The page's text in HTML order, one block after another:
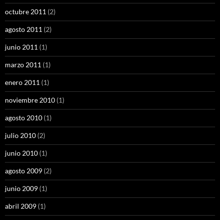
octubre 2011 (2)
agosto 2011 (2)
junio 2011 (1)
marzo 2011 (1)
enero 2011 (1)
noviembre 2010 (1)
agosto 2010 (1)
julio 2010 (2)
junio 2010 (1)
agosto 2009 (2)
junio 2009 (1)
abril 2009 (1)